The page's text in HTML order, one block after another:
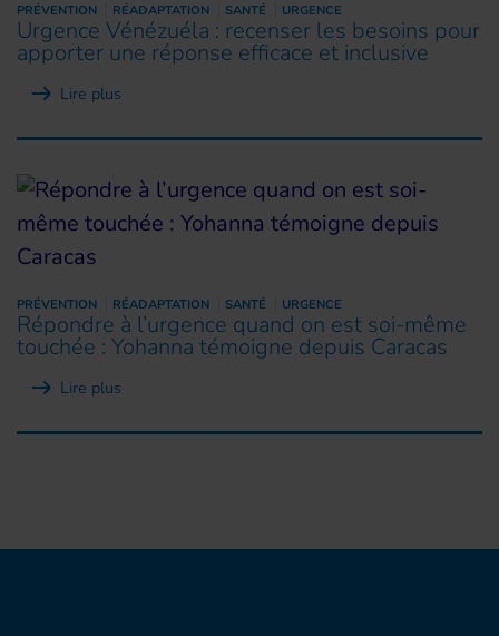
PRÉVENTION RÉADAPTATION SANTÉ URGENCE
Urgence Vénézuéla : recenser les besoins pour
apporter une réponse efficace et inclusive
Lire plus
PRÉVENTION RÉADAPTATION SANTÉ URGENCE
Répondre à l’urgence quand on est soi-même
touchée : Yohanna témoigne depuis Caracas
Lire plus